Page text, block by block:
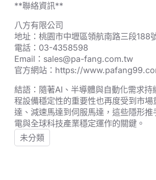
**聯絡資訊**
八方有限公司
地址：桃園市中壢區領航南路三段188
電話：03-4358598
Email：sales@pa-fang.com.tw
官方網站：https://
結語：隨著AI、半導體與自動化需求持
程設備穩定性的重要性也再度受到市場
達、減速馬達到伺服馬達，這些隱形推
電與全球科技產業穩定運作的關鍵。
未分類